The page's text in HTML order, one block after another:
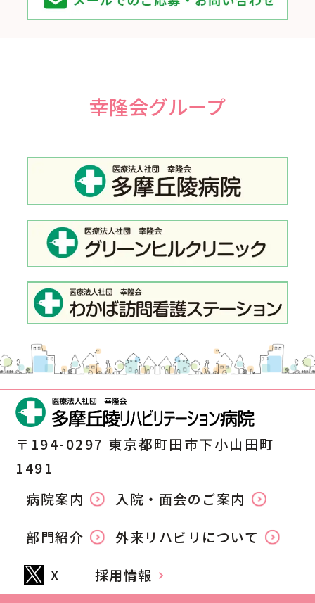
幸隆会グループ
〒194-0297 東京都町田市下小山田町
1491
病院案内
入院・面会のご案内
部門紹介
外来リハビリについて
X
採用情報